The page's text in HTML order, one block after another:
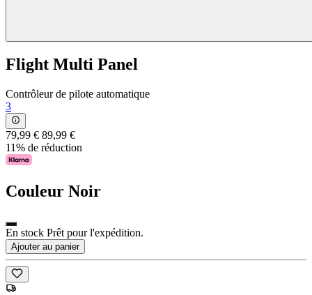
Flight Multi Panel
Contrôleur de pilote automatique
3
79,99 € 89,99 €
11% de réduction
Couleur Noir
En stock Prêt pour l'expédition.
Ajouter au panier